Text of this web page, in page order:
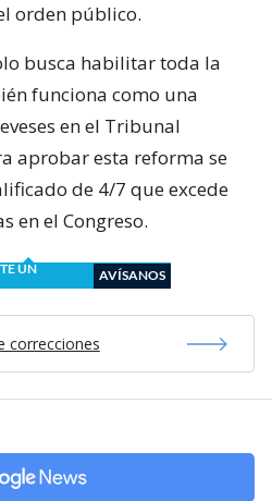
orden público.
busca habilitar toda la
funciona como una
en el Tribunal
aprobar esta reforma se
de 4/7 que excede
en el Congreso.
UN
AVÍSANOS
correcciones